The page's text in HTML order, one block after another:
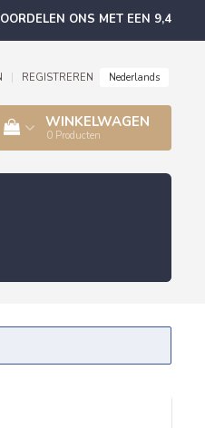
ONS MET EEN 9,4
REGISTREREN Nederlands
WINKELWAGEN
0 Producten